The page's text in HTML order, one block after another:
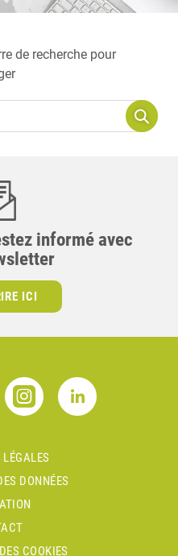
de recherche pour
informé avec
ICI
DONNÉES
COOKIES